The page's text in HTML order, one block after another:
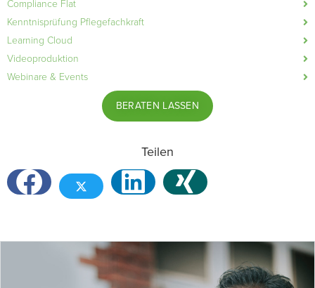
Compliance Flat
Kenntnisprüfung Pflegefachkraft
Learning Cloud
Videoproduktion
Webinare & Events
BERATEN LASSEN
Teilen